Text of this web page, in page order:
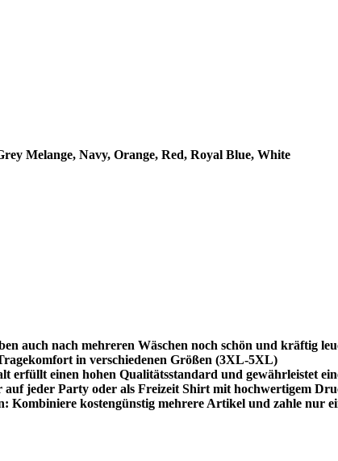
Melange, Navy, Orange, Red, Royal Blue, White
auch nach mehreren Wäschen noch schön und kräftig
in verschiedenen Größen (3XL-5XL)
erfüllt einen hohen Qualitätsstandard und gewährleistet
jeder Party oder als Freizeit Shirt mit hochwertigem
Kombiniere kostengünstig mehrere Artikel und zahle nur